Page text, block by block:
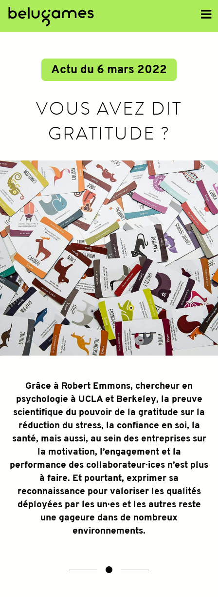
Actu du 6 mars 2022
VOUS AVEZ DIT
GRATITUDE ?
Grâce à Robert Emmons, chercheur en
psychologie à UCLA et Berkeley, la preuve
scientifique du pouvoir de la gratitude sur la
réduction du stress, la confiance en soi, la
santé, mais aussi, au sein des entreprises sur
la motivation, l’engagement et la
performance des collaborateur·ices n’est plus
à faire. Et pourtant, exprimer sa
reconnaissance pour valoriser les qualités
déployées par les un·es et les autres reste
une gageure dans de nombreux
environnements.